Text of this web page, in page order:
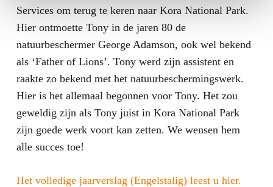
Services om terug te keren naar Kora National Park.
Hier ontmoette Tony in de jaren 80 de
natuurbeschermer George Adamson, ook wel bekend
als ‘Father of Lions’. Tony werd zijn assistent en
raakte zo bekend met het natuurbeschermingswerk.
Hier is het allemaal begonnen voor Tony. Het zou
geweldig zijn als Tony juist in Kora National Park
zijn goede werk voort kan zetten. We wensen hem
alle succes toe!
Het volledige jaarverslag (Engelstalig) leest u hier.